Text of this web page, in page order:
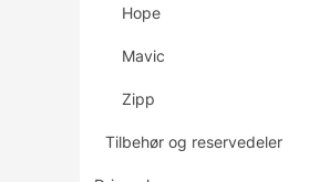
Hope
Mavic
Zipp
Tilbehør og reservedeler